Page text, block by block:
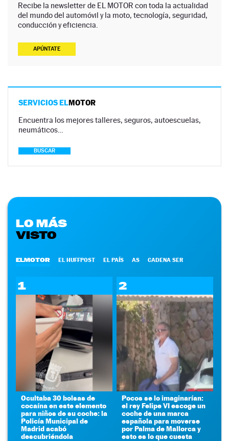
Recibe la newsletter de EL MOTOR con toda la actualidad
del mundo del automóvil y la moto, tecnología, seguridad,
conducción y eficiencia.
APÚNTATE
SERVICIOS ELMOTOR
Encuentra los mejores talleres, seguros, autoescuelas,
neumáticos…
BUSCAR
LO MÁS
VISTO
ELMOTOR EL HUFFPOST EL PAÍS AS CADENA SER
1
Ocultaba 30 bolsas de
cocaína en este elemento
para niños de su coche: la
Policía Municipal de
Madrid acabó
descubriéndola
2
Pocos se lo imaginarían:
el rey Felipe VI escoge un
coche de una marca
española para moverse
por Palma de Mallorca y
esto es lo que cuesta